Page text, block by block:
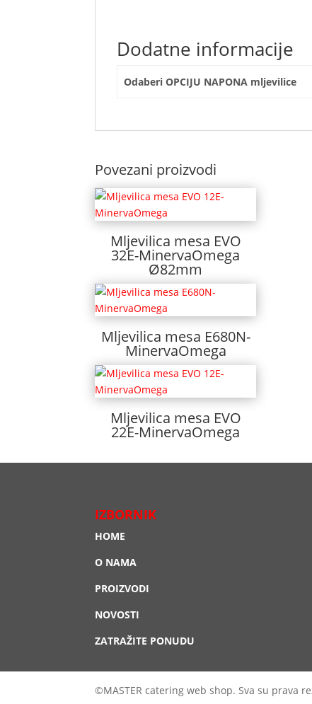
Dodatne informacije
Odaberi OPCIJU NAPONA mljevilice
Povezani proizvodi
Mljevilica mesa EVO
32E-MinervaOmega
Ø82mm
Mljevilica mesa E680N-
MinervaOmega
Mljevilica mesa EVO
22E-MinervaOmega
IZBORNIK
HOME
O NAMA
PROIZVODI
NOVOSTI
ZATRAŽITE PONUDU
©MASTER catering web shop. Sva su prava